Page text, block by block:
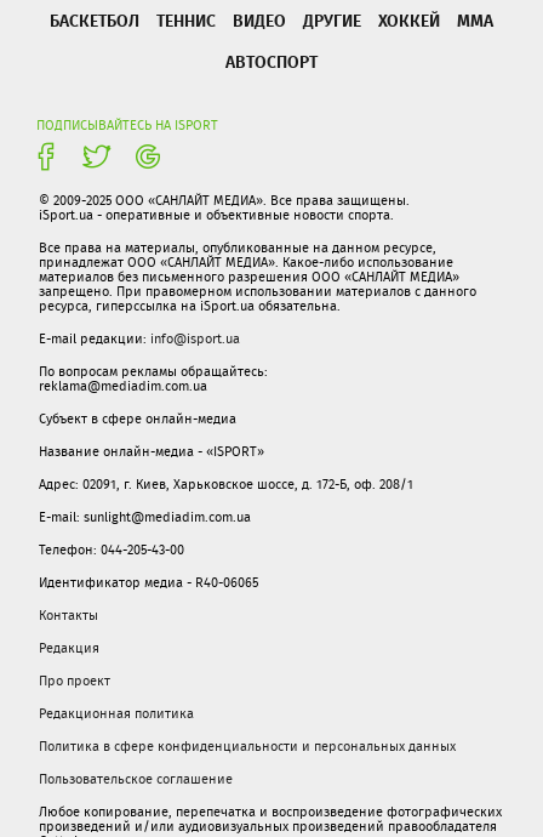
БАСКЕТБОЛ
ТЕННИС ВИДЕО ДРУГИЕ ХОККЕЙ
ММА
АВТОСПОРТ
ПОДПИСЫВАЙТЕСЬ НА ISPORT
© 2009-2025 ООО «САНЛАЙТ МЕДИА». Все права защищены.
iSport.ua - оперативные и объективные новости спорта.
Все права на материалы, опубликованные на данном ресурсе,
принадлежат ООО «САНЛАЙТ МЕДИА». Какое-либо использование
материалов без письменного разрешения ООО «САНЛАЙТ МЕДИА»
запрещено. При правомерном использовании материалов с данного
ресурса, гиперссылка на iSport.ua обязательна.
E-mail редакции: info@isport.ua
По вопросам рекламы обращайтесь:
reklama@mediadim.com.ua
Субъект в сфере онлайн-медиа
Название онлайн-медиа - «ISPORT»
Адрес: 02091, г. Киев, Харьковское шоссе, д. 172-Б, оф. 208/1
E-mail: sunlight@mediadim.com.ua
Телефон: 044-205-43-00
Идентификатор медиа - R40-06065
Контакты
Редакция
Про проект
Редакционная политика
Политика в сфере конфиденциальности и персональных данных
Пользовательское соглашение
Любое копирование, перепечатка и воспроизведение фотографических
произведений и/или аудиовизуальных произведений правообладателя